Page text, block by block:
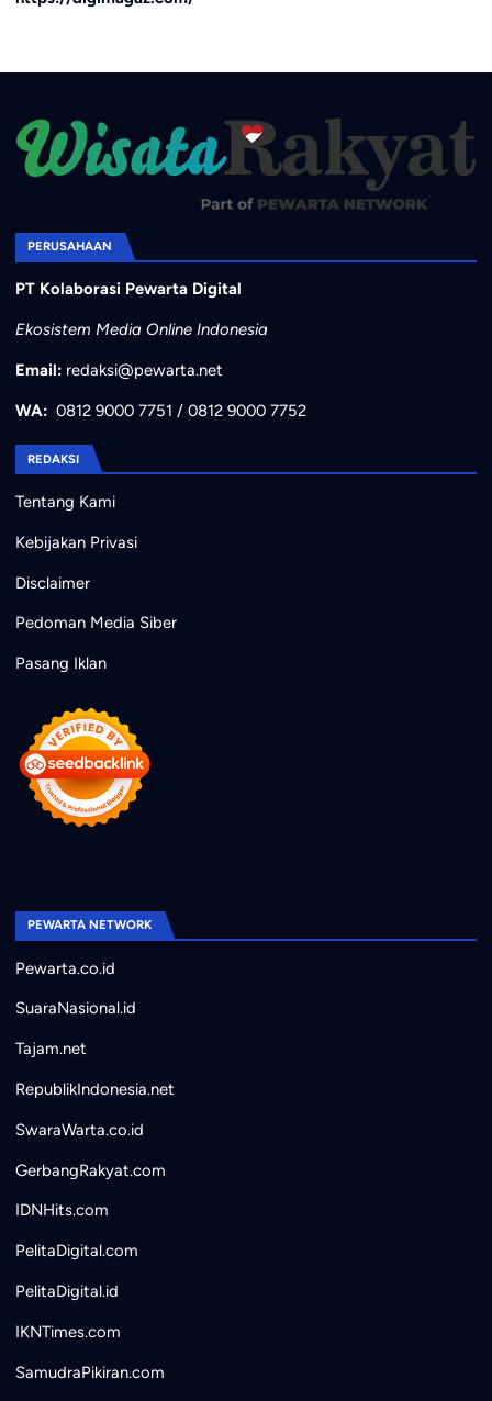
PERUSAHAAN
PT Kolaborasi Pewarta Digital
Ekosistem Media Online Indonesia
Email: redaksi@pewarta.net
WA: 0812 9000 7751 / 0812 9000 7752
REDAKSI
Tentang Kami
Kebijakan Privasi
Disclaimer
Pedoman Media Siber
Pasang Iklan
PEWARTA NETWORK
Pewarta.co.id
SuaraNasional.id
Tajam.net
RepublikIndonesia.net
SwaraWarta.co.id
GerbangRakyat.com
IDNHits.com
PelitaDigital.com
PelitaDigital.id
IKNTimes.com
SamudraPikiran.com